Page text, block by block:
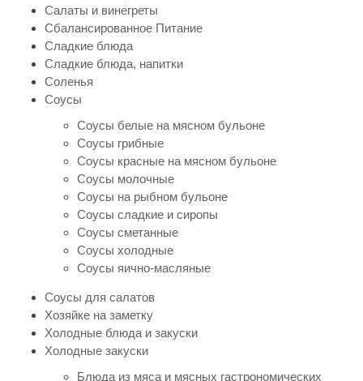
Салаты и винегреты
Сбалансированное Питание
Сладкие блюда
Сладкие блюда, напитки
Соленья
Соусы
Соусы белые на мясном бульоне
Соусы грибные
Соусы красные на мясном бульоне
Соусы молочные
Соусы на рыбном бульоне
Соусы сладкие и сиропы
Соусы сметанные
Соусы холодные
Соусы яично-масляные
Соусы для салатов
Хозяйке на заметку
Холодные блюда и закуски
Холодные закуски
Блюда из мяса и мясных гастрономических